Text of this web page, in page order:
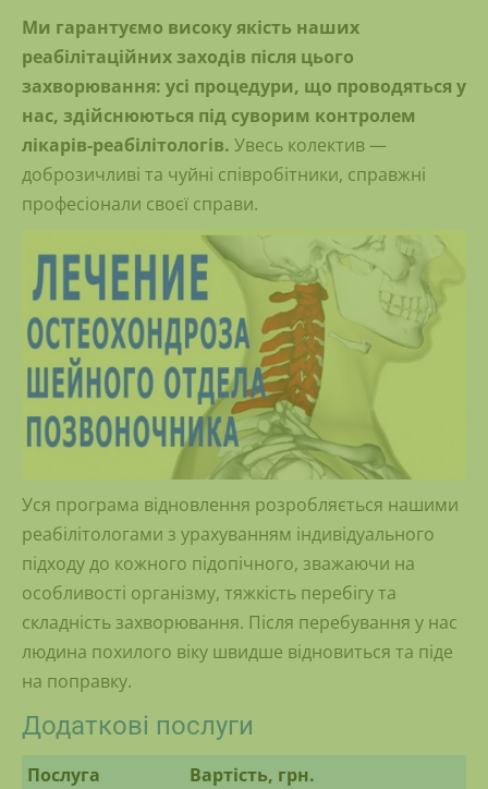
Ми гарантуємо високу якість наших
реабілітаційних заходів після цього
захворювання: усі процедури, що проводяться у
нас, здійснюються під суворим контролем
лікарів-реабілітологів. Увесь колектив —
доброзичливі та чуйні співробітники, справжні
професіонали своєї справи.
Уся програма відновлення розробляється нашими
реабілітологами з урахуванням індивідуального
підходу до кожного підопічного, зважаючи на
особливості організму, тяжкість перебігу та
складність захворювання. Після перебування у нас
людина похилого віку швидше відновиться та піде
на поправку.
Додаткові послуги
Послуга
Вартість, грн.